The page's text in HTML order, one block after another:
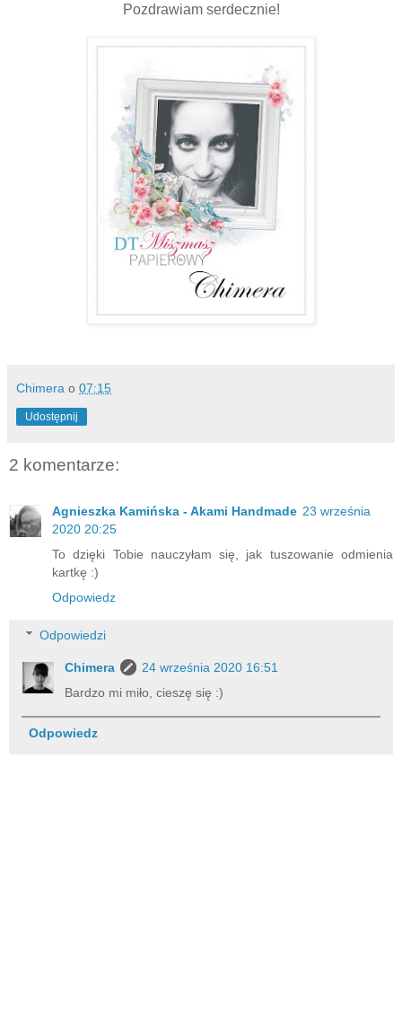
Pozdrawiam serdecznie!
Chimera o 07:15
Udostępnij
2 komentarze:
Agnieszka Kamińska - Akami Handmade 23 września
2020 20:25
To dzięki Tobie nauczyłam się, jak tuszowanie odmienia
kartkę :)
Odpowiedz
Odpowiedzi
Chimera
24 września 2020 16:51
Bardzo mi miło, cieszę się :)
Odpowiedz